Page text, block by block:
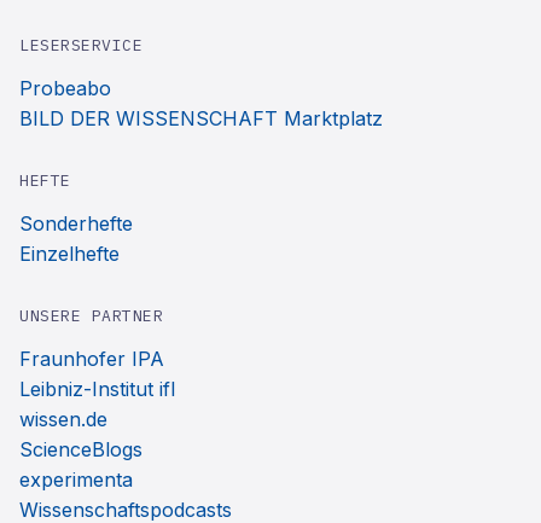
LESERSERVICE
Probeabo
BILD DER WISSENSCHAFT Marktplatz
HEFTE
Sonderhefte
Einzelhefte
UNSERE PARTNER
Fraunhofer IPA
Leibniz-Institut ifl
wissen.de
ScienceBlogs
experimenta
Wissenschaftspodcasts